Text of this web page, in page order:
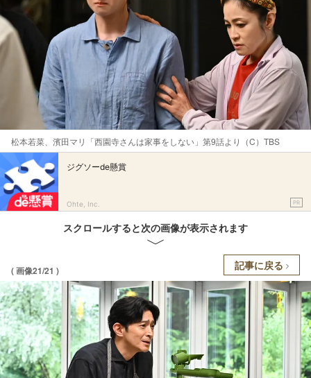
松本若菜、濱田マリ「西園寺さんは家事をしない」第9話より（C）TBS
ジグソーde懸賞
Ohte, Inc. PR
スクロールすると次の画像が表示されます
( 画像21/21 ) 記事に戻る